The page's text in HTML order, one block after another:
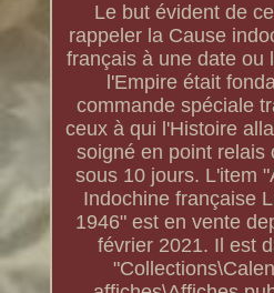
Le but évident de
rappeler la Cause
français à une date ou
l'Empire était
commande spéciale
ceux à qui l'Histoire
soigné en point relais
sous 10 jours. L'item
Indochine française
1946" est en vente
février 2021. Il est